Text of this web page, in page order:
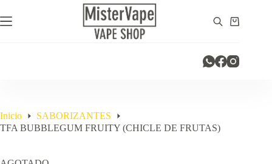
al
contenido
Carro
Inicio
SABORIZANTES
TFA BUBBLEGUM FRUITY (CHICLE DE FRUTAS)